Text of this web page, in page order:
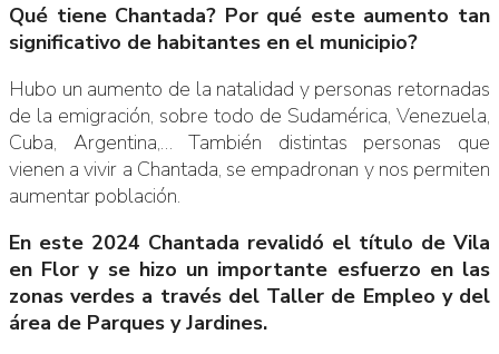
Qué tiene Chantada? Por qué este aumento tan
significativo de habitantes en el municipio?
Hubo un aumento de la natalidad y personas retornadas
de la emigración, sobre todo de Sudamérica, Venezuela,
Cuba, Argentina,… También distintas personas que
vienen a vivir a Chantada, se empadronan y nos permiten
aumentar población.
En este 2024 Chantada revalidó el título de Vila
en Flor y se hizo un importante esfuerzo en las
zonas verdes a través del Taller de Empleo y del
área de Parques y Jardines.